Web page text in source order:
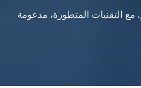
التقنيات المتطورة، مدعومة